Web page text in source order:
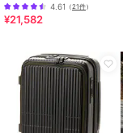
4.61 （21件）
¥21,582